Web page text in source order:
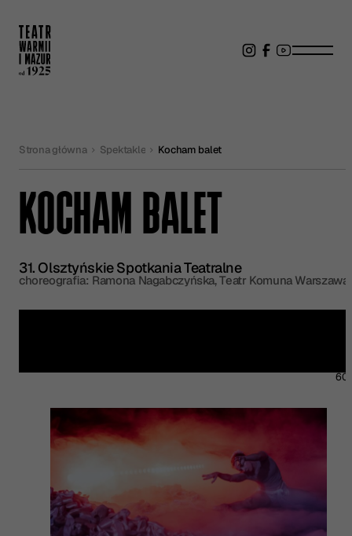
Strona główna Spektakle Kocham balet
KOCHAM BALET
31. Olsztyńskie Spotkania Teatralne
choreografia: Ramona Nagabczyńska, Teatr Komuna Warszawa
60